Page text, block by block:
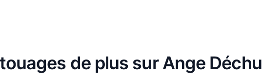
de plus sur Ange Déchu